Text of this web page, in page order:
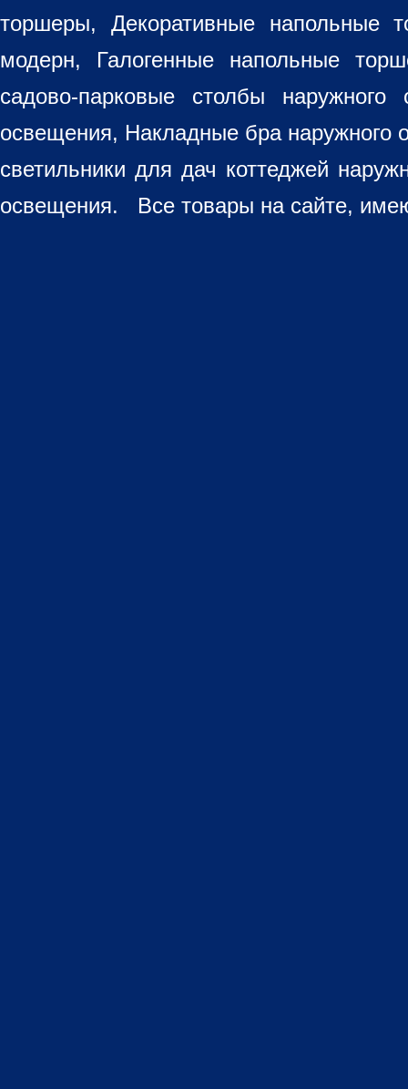
торшеры, Декоративные напольные
модерн, Галогенные напольные
садово-парковые столбы
освещения, Накладные бра наружного
светильники для дач коттеджей
освещения. Все товары на сайте,